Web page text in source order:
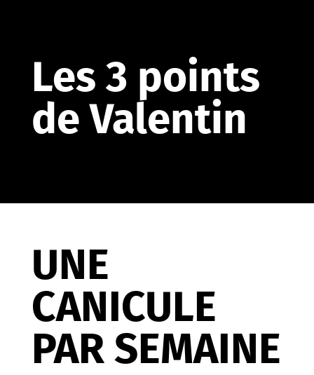
Les 3 points
de Valentin
UNE
CANICULE
PAR SEMAINE